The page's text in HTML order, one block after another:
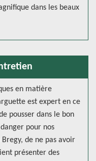
dans les beaux
en matière
est expert en ce
pousser dans le bon
pour nos
de ne pas avoir
présenter des